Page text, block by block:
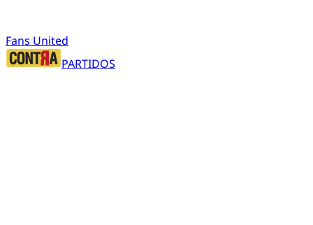
Fans United
PARTIDOS